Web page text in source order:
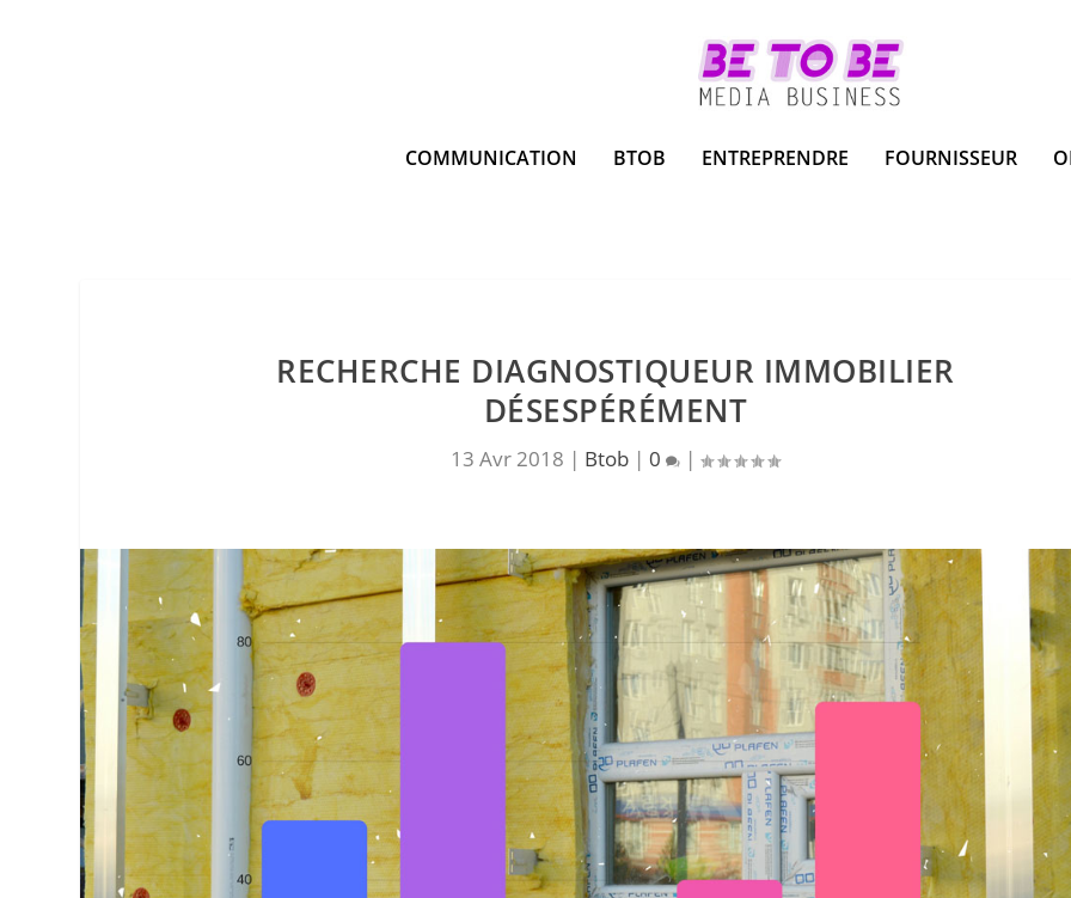
COMMUNICATION BTOB ENTREPRENDRE FOURNISSEUR
RECHERCHE DIAGNOSTIQUEUR IMMOBILIER
DÉSESPÉRÉMENT
13 Avr 2018 | Btob |0 |